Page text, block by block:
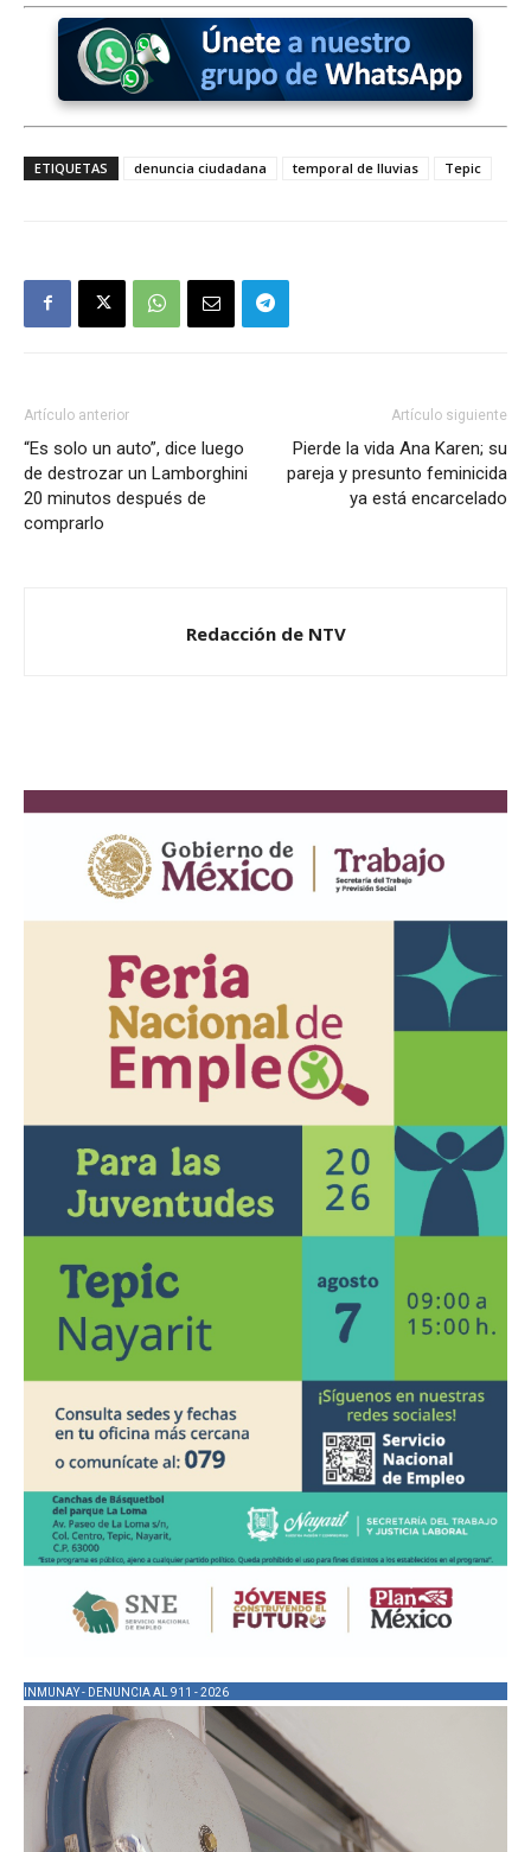
ETIQUETAS denuncia ciudadana temporal de lluvias Tepic
Artículo anterior
“Es solo un auto”, dice luego
de destrozar un Lamborghini
20 minutos después de
comprarlo
Artículo siguiente
Pierde la vida Ana Karen; su
pareja y presunto feminicida
ya está encarcelado
Redacción de NTV
INMUNAY - DENUNCIA AL 911 - 2026